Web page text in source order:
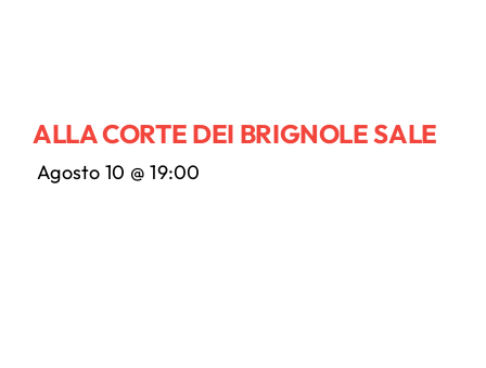
ALLA CORTE DEI BRIGNOLE SALE
Agosto 10 @ 19:00